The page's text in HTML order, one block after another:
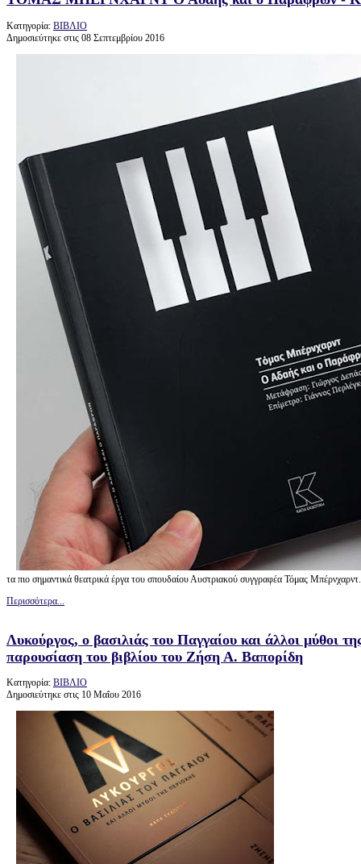
Κατηγορία: ΒΙΒΛΙΟ
Δημοσιεύτηκε στις 08 Σεπτεμβρίου 2016
τα πιο σημαντικά θεατρικά έργα του σπουδαίου Αυστριακού συγγραφέα Τόμας Μπέρνχαρντ.
Περισσότερα...
Λυκούργος, ο βασιλιάς του Παγγαίου και άλλοι μύθοι
παρουσίαση του βιβλίου του Ζήση Α. Βαπορίδη
Κατηγορία: ΒΙΒΛΙΟ
Δημοσιεύτηκε στις 10 Μαΐου 2016